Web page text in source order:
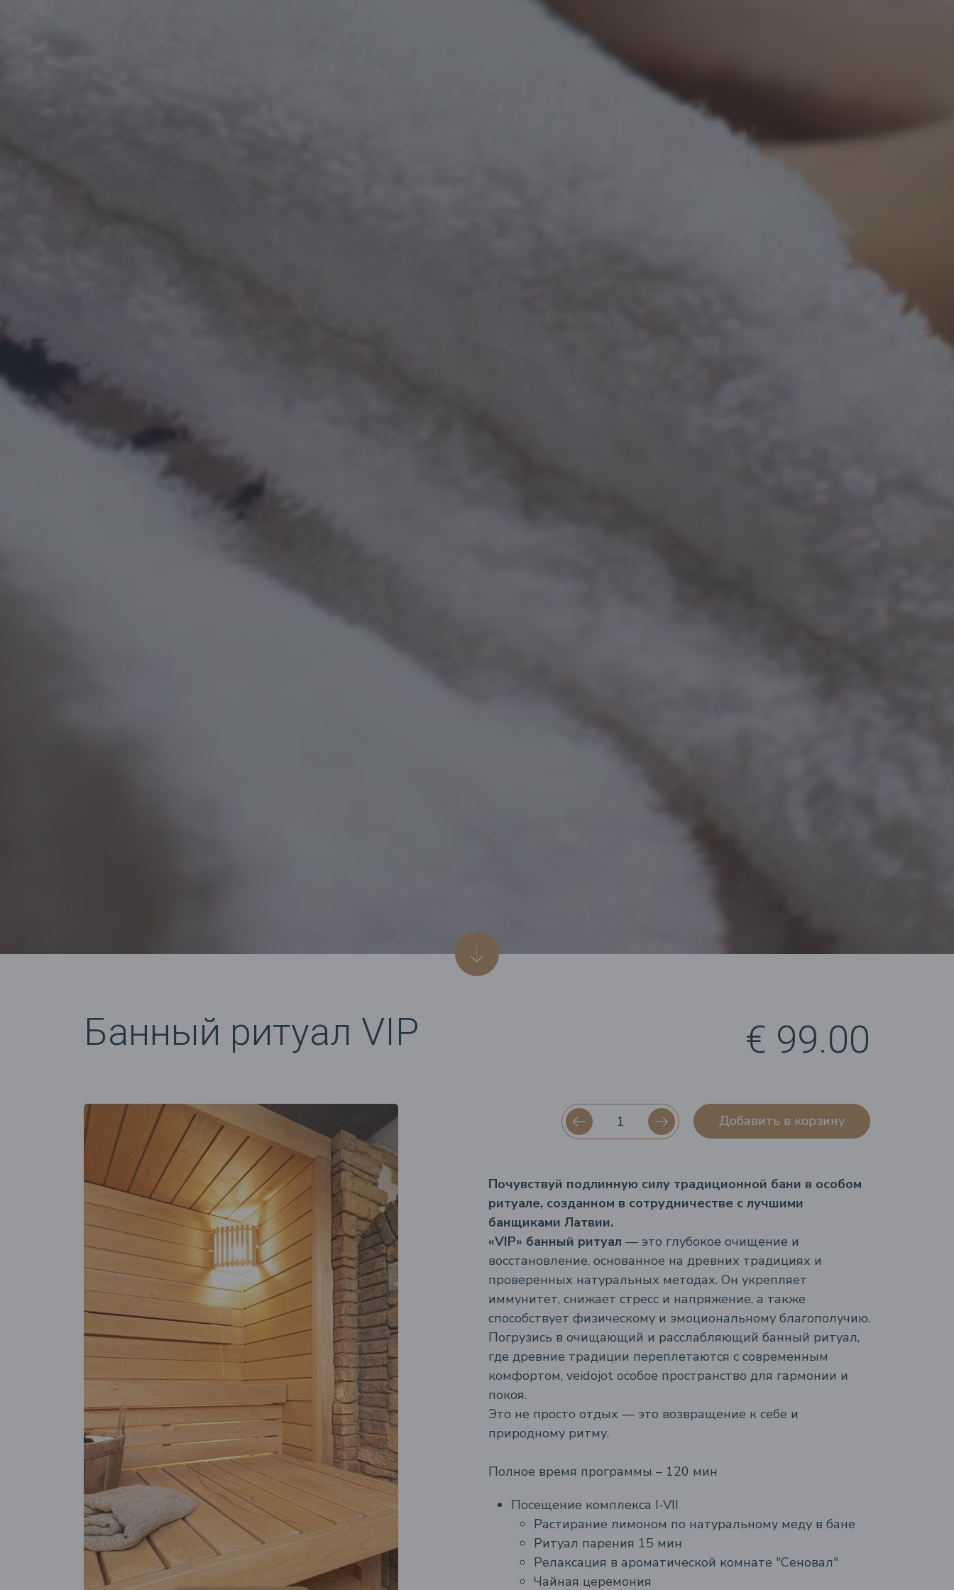
Банный ритуал VIP € 99.00
Добавить в корзину
Почувствуй подлинную силу традиционной бани в особом
ритуале, созданном в сотрудничестве с лучшими
банщиками Латвии.
«VIP» банный ритуал — это глубокое очищение и
восстановление, основанное на древних традициях и
проверенных натуральных методах. Он укрепляет
иммунитет, снижает стресс и напряжение, а также
способствует физическому и эмоциональному благополучию.
Погрузись в очищающий и расслабляющий банный ритуал,
где древние традиции переплетаются с современным
комфортом, veidojot особое пространство для гармонии и
покоя.
Это не просто отдых — это возвращение к себе и
природному ритму.
Полное время программы – 120 мин
Посещение комплекса I-VII
Растирание лимоном по натуральному меду в бане
Ритуал парения 15 мин
Релаксация в ароматической комнате "Сеновал"
Чайная церемония